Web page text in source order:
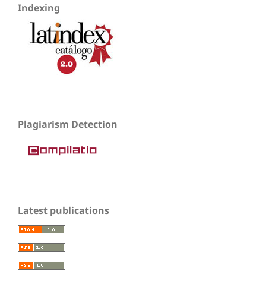
Indexing
Plagiarism Detection
Latest publications